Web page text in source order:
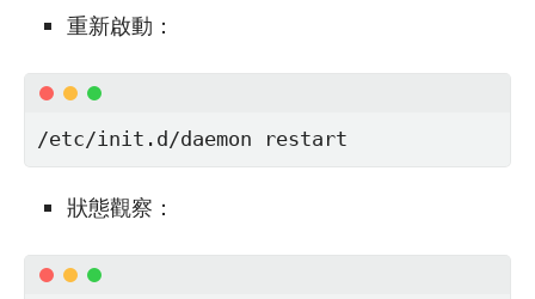
重新啟動：
/etc/init.d/daemon restart
狀態觀察：